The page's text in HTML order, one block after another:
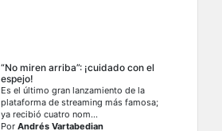
“No miren arriba”: ¡cuidado con el
espejo!
Es el último gran lanzamiento de la
plataforma de streaming más famosa;
ya recibió cuatro nom...
PorAndrés Vartabedian